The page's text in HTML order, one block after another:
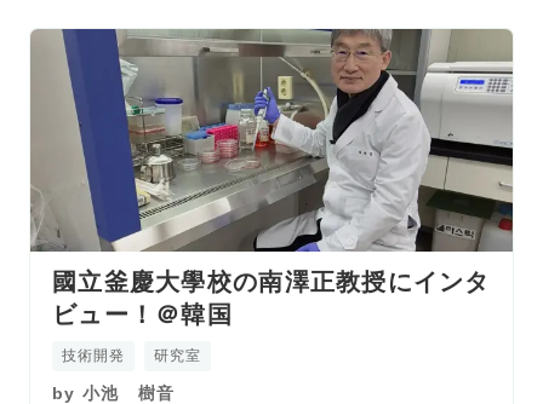
國立釜慶大學校の南澤正教授にインタ
ビュー！＠韓国
技術開発 研究室
by 小池 樹音